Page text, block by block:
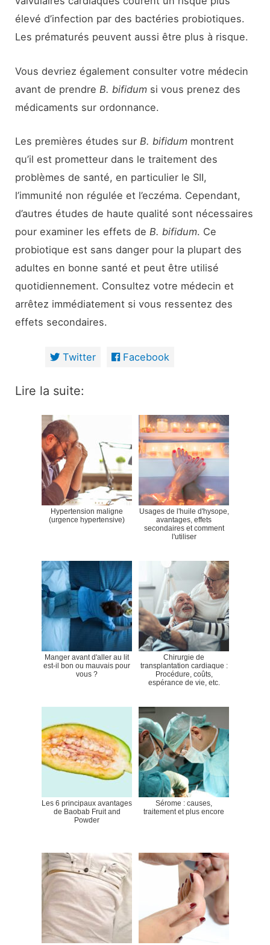
élevé d’infection par des bactéries probiotiques.
Les prématurés peuvent aussi être plus à risque.
Vous devriez également consulter votre médecin
avant de prendre B. bifidum si vous prenez des
médicaments sur ordonnance.
Les premières études sur B. bifidum montrent
qu’il est prometteur dans le traitement des
problèmes de santé, en particulier le SII,
l’immunité non régulée et l’eczéma. Cependant,
d’autres études de haute qualité sont nécessaires
pour examiner les effets de B. bifidum. Ce
probiotique est sans danger pour la plupart des
adultes en bonne santé et peut être utilisé
quotidiennement. Consultez votre médecin et
arrêtez immédiatement si vous ressentez des
effets secondaires.
Twitter Facebook
Lire la suite:
Hypertension maligne
(urgence hypertensive)
Usages de l'huile d'hysope,
avantages, effets
secondaires et comment
l'utiliser
Manger avant d'aller au lit
est-il bon ou mauvais pour
vous ?
Chirurgie de
transplantation cardiaque :
Procédure, coûts,
espérance de vie, etc.
Les 6 principaux avantages
de Baobab Fruit and
Powder
Sérome : causes,
traitement et plus encore